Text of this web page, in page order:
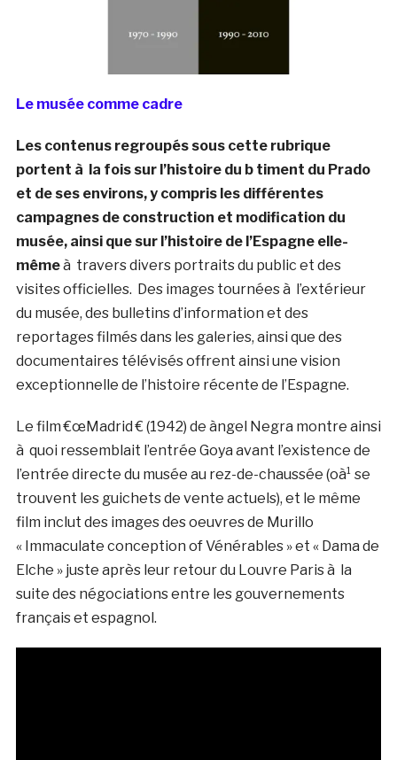
Le musée comme cadre
Les contenus regroupés sous cette rubrique
portent à la fois sur l’histoire du b timent du Prado
et de ses environs, y compris les différentes
campagnes de construction et modification du
musée, ainsi que sur l’histoire de l’Espagne elle-
mêmeà travers divers portraits du public et des
visites officielles. Des images tournées à l’extérieur
du musée, des bulletins d’information et des
reportages filmés dans les galeries, ainsi que des
documentaires télévisés offrent ainsi une vision
exceptionnelle de l’histoire récente de l’Espagne.
Le film €œMadrid € (1942) de àngel Negra montre ainsi
à quoi ressemblait l’entrée Goya avant l’existence de
l’entrée directe du musée au rez-de-chaussée (oà¹ se
trouvent les guichets de vente actuels), et le même
film inclut des images des oeuvres de Murillo
« Immaculate conception of Vénérables » et « Dama de
Elche » juste après leur retour du Louvre Paris à la
suite des négociations entre les gouvernements
français et espagnol.